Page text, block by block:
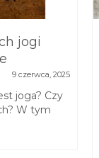
jogi
9 czerwca, 2025
joga? Czy
W tym